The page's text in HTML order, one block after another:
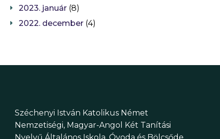
2023. január (8)
2022. december (4)
Széchenyi István Katolikus Német
Nemzetiségi, Magyar-Angol Két Tanítási